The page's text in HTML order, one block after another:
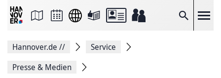
Suche
Seite
Facebook
Hannover.de //
Service
Presse & Medien